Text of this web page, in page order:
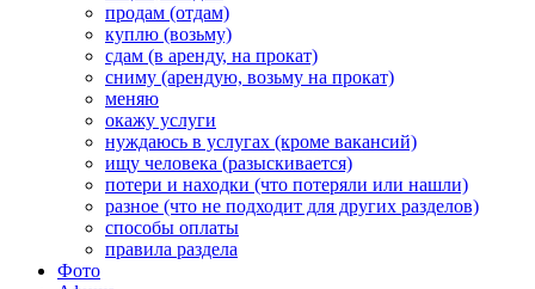
продам (отдам)
куплю (возьму)
сдам (в аренду, на прокат)
сниму (арендую, возьму на прокат)
меняю
окажу услуги
нуждаюсь в услугах (кроме вакансий)
ищу человека (разыскивается)
потери и находки (что потеряли или нашли)
разное (что не подходит для других разделов)
способы оплаты
правила раздела
Фото